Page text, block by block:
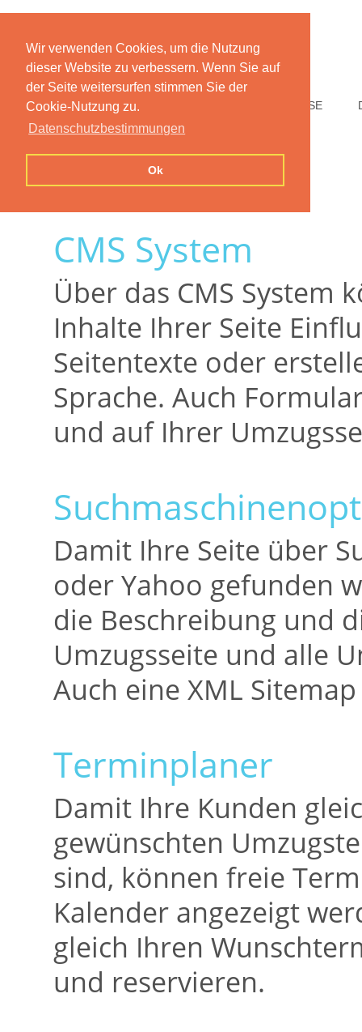
Wir verwenden Cookies, um die Nutzung
dieser Website zu verbessern. Wenn Sie auf
der Seite weitersurfen stimmen Sie der
Cookie-Nutzung zu.
Datenschutzbestimmungen
Ok
HOME PREISE
CMS System
Über das CMS System
Inhalte Ihrer Seite
Seitentexte oder
Sprache. Auch
und auf Ihrer
Damit Ihre Seite über
oder Yahoo gefunden
die Beschreibung und
Umzugsseite und alle
Auch eine XML
Terminplaner
Damit Ihre Kunden
gewünschten
sind, können freie
Kalender angezeigt
gleich Ihren
und reservieren.